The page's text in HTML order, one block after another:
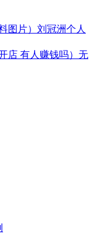
图片）刘冠洲个人
店 有人赚钱吗）无